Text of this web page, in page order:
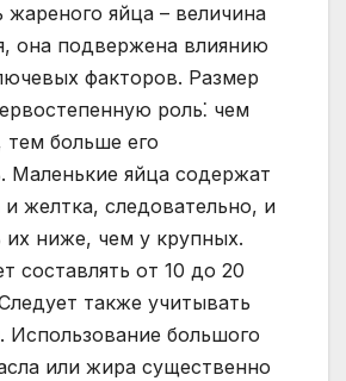
жареного яйца – величина
она подвержена влиянию
факторов. Размер
роль⁚ чем
тем больше его
Маленькие яйца содержат
желтка, следовательно, и
их ниже, чем у крупных.
составлять от 10 до 20
также учитывать
Использование большого
или жира существенно